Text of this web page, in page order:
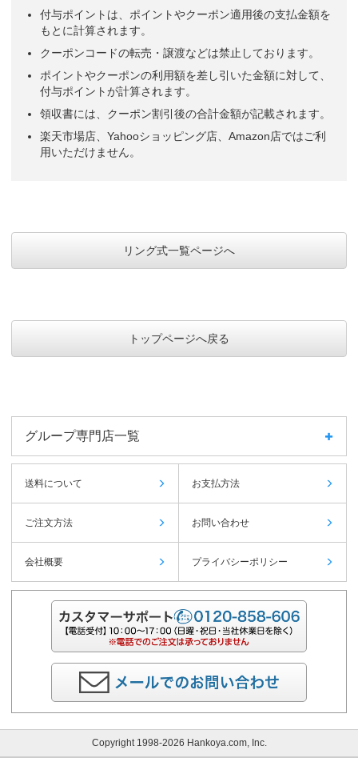
付与ポイントは、ポイントやクーポン適用後の支払金額を
もとに計算されます。
クーポンコードの転売・譲渡などは禁止しております。
ポイントやクーポンの利用額を差し引いた金額に対して、
付与ポイントが計算されます。
領収書には、クーポン割引後の合計金額が記載されます。
楽天市場店、Yahooショッピング店、Amazon店ではご利
用いただけません。
リング式一覧ページへ
トップページへ戻る
グループ専門店一覧
送料について お支払方法
ご注文方法 お問い合わせ
会社概要 プライバシーポリシー
Copyright 1998-2026 Hankoya.com, Inc.